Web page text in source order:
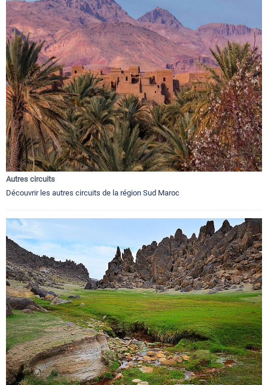
Autres circuits
Découvrir les autres circuits de la région Sud Maroc